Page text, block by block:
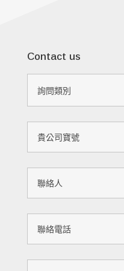
Contact us